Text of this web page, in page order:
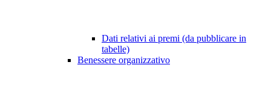
Dati relativi ai premi (da pubblicare in
tabelle)
Benessere organizzativo